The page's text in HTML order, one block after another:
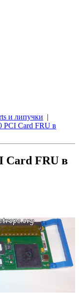
и липучки |
PCI Card FRU в
Card FRU в